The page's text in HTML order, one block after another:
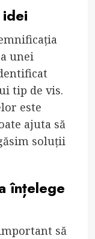
unei
tip de vis.
este
ajuta să
soluții
înțelege
să